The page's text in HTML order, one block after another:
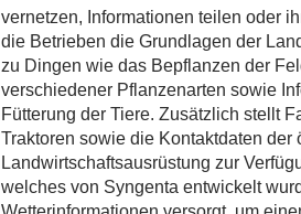
vernetzen, Informationen teilen oder
die Betrieben die Grundlagen der
zu Dingen wie das Bepflanzen der
verschiedener Pflanzenarten sowie
Fütterung der Tiere. Zusätzlich stellt
Traktoren sowie die Kontaktdaten
Landwirtschaftsausrüstung zur
welches von Syngenta entwickelt